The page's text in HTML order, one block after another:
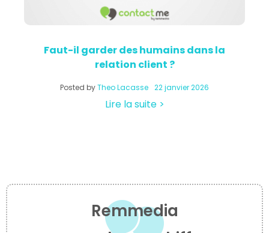
Faut-il garder des humains dans la
relation client ?
Posted byTheo Lacasse 22 janvier 2026
Lire la suite >
Remmedia